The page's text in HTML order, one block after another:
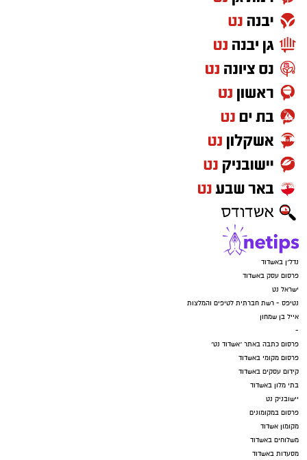
נדל"ן באשדוד
פרסום עסק באשדוד
ישראל נט
נטיפס - רשת חברתית לטיפים והמלצות
אייל בן שמחון
-
פרסום כתבה באתר "אשדוד נט"
פרסום מקומי באשדוד
קידום עסקים באשדוד
בתי מלון באשדוד
יישובניק נט
פרסום במקומונים
מקומון אשדוד
משלוחים באשדוד
מסעדות באשדוד